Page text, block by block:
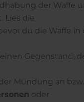
der Waffe
Lies die
du die Waffe in
Gegenstand,
Mündung an
oder